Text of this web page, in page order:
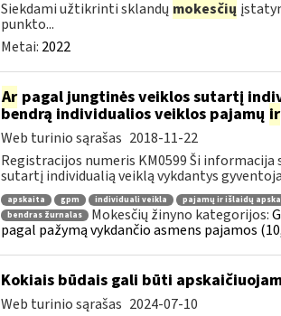
Siekdami užtikrinti sklandų mokesčių
punkto...
Metai: 2022
Arpagal jungtinės veiklos sutartį
bendrą individualios veiklos pajamų ir
Web turinio sąrašas 2018-11-22
Registracijos numeris KM0599 Ši
sutartį individualią veiklą vykdantys
apskaita gpm individuali veikla pajamų ir išlaidų
bendras žurnalas
Mokesčių žinyno kategorijos:
pagal pažymą vykdančio asmens pajamos
Kokiais būdais gali būti
Web turinio sąrašas 2024-07-10